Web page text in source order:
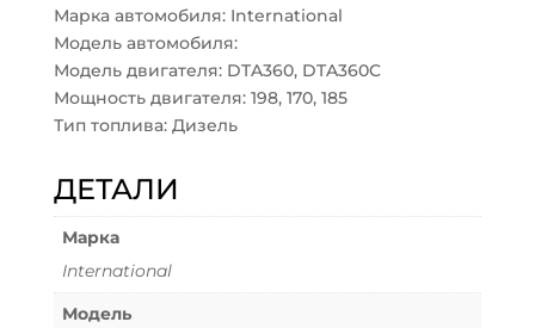
Марка автомобиля: International
Модель автомобиля:
Модель двигателя: DTA360, DTA360C
Мощность двигателя: 198, 170, 185
Тип топлива: Дизель
ДЕТАЛИ
Марка
International
Модель